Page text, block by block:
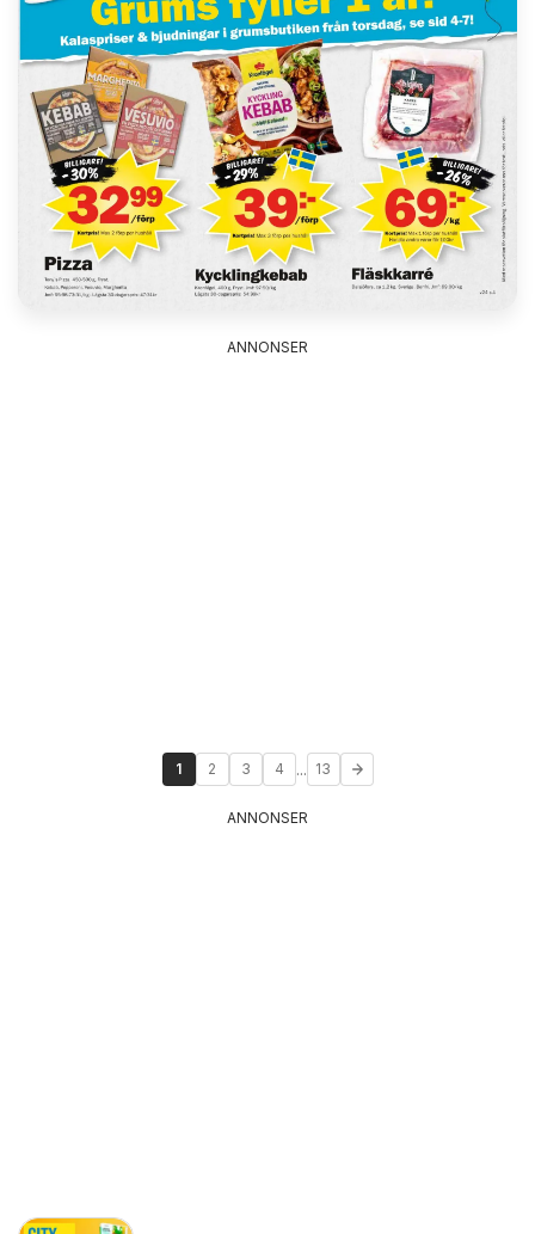
ANNONSER
1 2 3 4 ... 13
ANNONSER